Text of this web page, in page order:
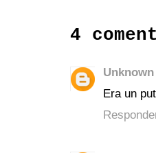
4
Unknown
Era un